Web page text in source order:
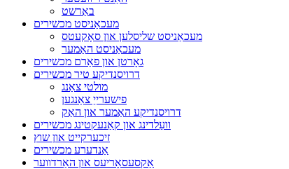
באַרשט
מעכאַניסט מכשירים
מעכאַניסט שליסלען און סאָקעטס
מעכאַניסט האַמער
גאָרטן און פאַרם מכשירים
דרויסנדיקע טיר מכשירים
מולטי צאַנג
פישערייַ צאַנגען
דרויסנדיקע האַמער און האַק
וועַלדינג און קאַנעקטינג מכשירים
זיכערקייט און שוץ
אַנדערע מכשירים
אַקסעסאָריעס און האַרדווער